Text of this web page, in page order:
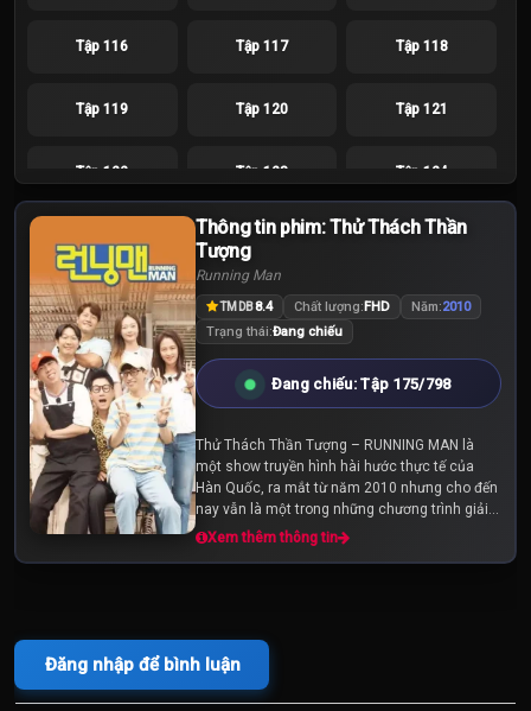
Tập 116 Tập 117 Tập 118
Tập 119 Tập 120 Tập 121
Tập 122 Tập 123 Tập 124
Tập 126 Tập 127
Tập 128 Tập 129 Tập 130
Tập 131 Tập 132 Tập 133
Tập 134
Tập 137 Tập 138 Tập 139
Tập 146 Tập 147
Thông tin phim: Thử Thách Thần
Tượng
Running Man
TMDB8.4 Chất lượng:FHD Năm:2010
Trạng thái:Đang chiếu
Đang chiếu: Tập 175/798
Thử Thách Thần Tượng – RUNNING MAN là
một show truyền hình hài hước thực tế của
Hàn Quốc, ra mắt từ năm 2010 nhưng cho đến
nay vẫn là một trong những chương trình giải
trí được yêu thích nhất tại xứ sở kim chi. Với
RUNNING MAN, đảm...
Xem thêm thông tin
Đăng nhập để bình luận